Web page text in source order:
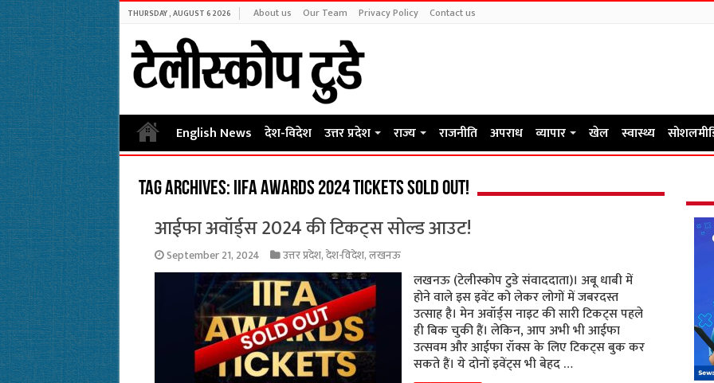
THURSDAY , AUGUST 6 2026 About us Our Team Privacy Policy Contact us
English News देश-विदेश उत्तर प्रदेश राज्य राजनीति अपराध व्यापार खेल स्वास्थ्य
Tag Archives: IIFA Awards 2024 tickets sold out!
आईफा अवॉर्ड्स 2024 की टिकट्स सोल्ड आउट!
September 21, 2024 उत्तर प्रदेश,देश-विदेश,लखनऊ
लखनऊ (टेलीस्कोप टुडे संवाददाता)। अबू धाबी में
होने वाले इस इवेंट को लेकर लोगों में जबरदस्त
उत्साह है। मेन अवॉर्ड्स नाइट की सारी टिकट्स पहले
ही बिक चुकी हैं। लेकिन, आप अभी भी आईफा
उत्सवम और आईफा रॉक्स के लिए टिकट्स बुक कर
सकते हैं। ये दोनों इवेंट्स भी बेहद …